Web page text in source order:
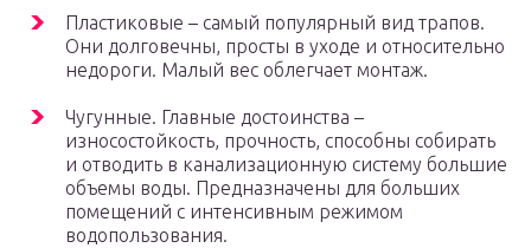
Пластиковые – самый популярный вид трапов.
Они долговечны, просты в уходе и относительно
недороги. Малый вес облегчает монтаж.
Чугунные. Главные достоинства –
износостойкость, прочность, способны собирать
и отводить в канализационную систему большие
объемы воды. Предназначены для больших
помещений с интенсивным режимом
водопользования.